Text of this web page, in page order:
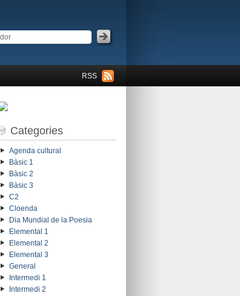
RSS
Categories
Agenda cultural
Bàsic 1
Bàsic 2
Bàsic 3
C2
Cloenda
Dia Mundial de la Poesia
Elemental 1
Elemental 2
Elemental 3
General
Intermedi 1
Intermedi 2